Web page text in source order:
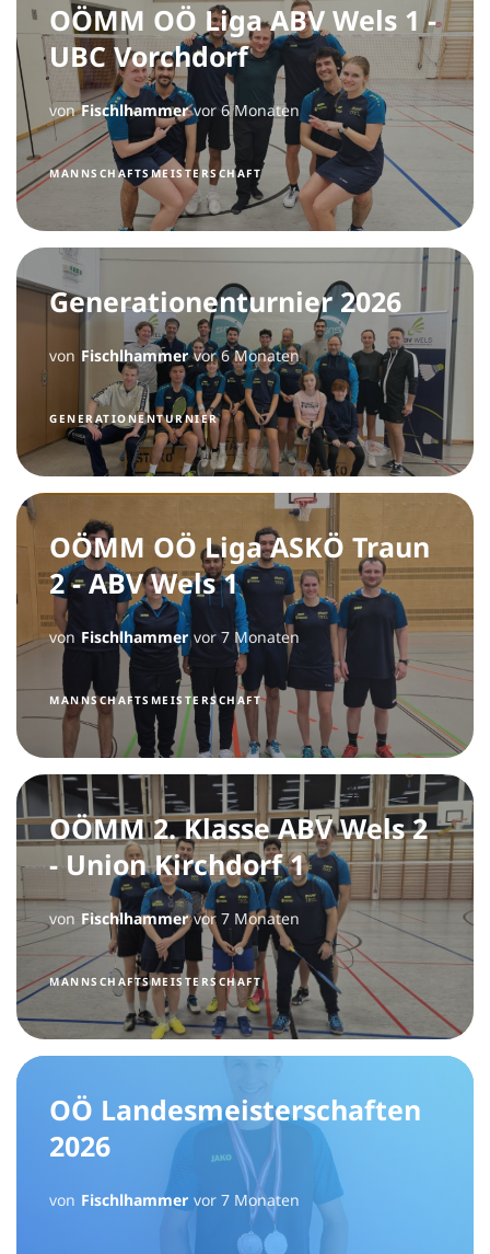
OÖMM OÖ Liga ABV Wels 1 -
UBC Vorchdorf
von Fischlhammer vor 6 Monaten
MANNSCHAFTSMEISTERSCHAFT
Generationenturnier 2026
von Fischlhammer vor 6 Monaten
GENERATIONENTURNIER
OÖMM OÖ Liga ASKÖ Traun
2 - ABV Wels 1
von Fischlhammer vor 7 Monaten
MANNSCHAFTSMEISTERSCHAFT
OÖMM 2. Klasse ABV Wels 2
- Union Kirchdorf 1
von Fischlhammer vor 7 Monaten
MANNSCHAFTSMEISTERSCHAFT
OÖ Landesmeisterschaften
2026
von Fischlhammer vor 7 Monaten